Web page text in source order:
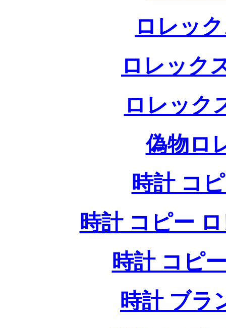
ロレッ
ロレック
ロレック
偽物ロ
時計 コ
時計 コピー
時計 コピ
時計 ブラ